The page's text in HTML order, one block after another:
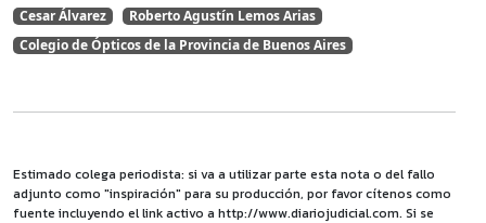
Cesar Álvarez
Roberto Agustín Lemos Arias
Colegio de Ópticos de la Provincia de Buenos Aires
Estimado colega periodista: si va a utilizar parte esta nota o del fallo
adjunto como "inspiración" para su producción, por favor cítenos como
fuente incluyendo el link activo a http://www.diariojudicial.com. Si se